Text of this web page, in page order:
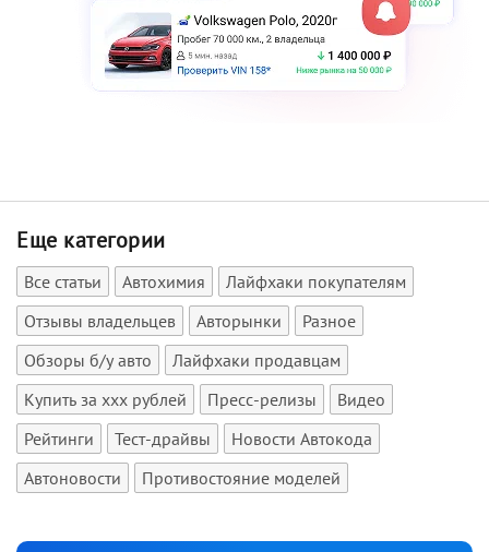
Еще категории
Все статьи Автохимия
Лайфхаки покупателям
Отзывы владельцев
Авторынки
Разное
Обзоры б/у авто
Лайфхаки продавцам
Купить за xxx рублей
Пресс-релизы
Видео
Рейтинги
Тест-драйвы
Новости Автокода
Автоновости
Противостояние моделей